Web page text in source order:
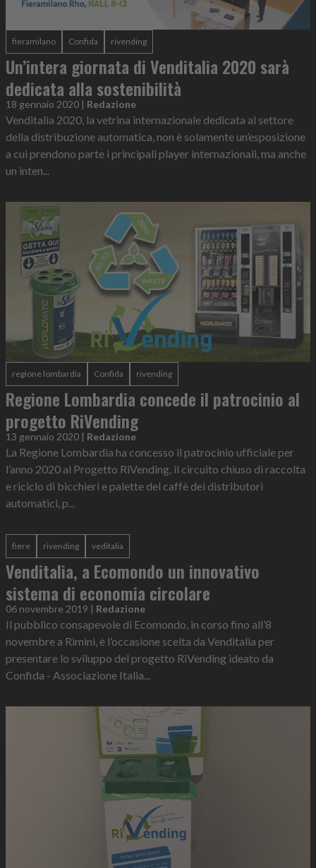
fieramilano Confida rivending
Un’intera giornata di Venditalia 2020 sarà
dedicata alla sostenibilità
18 gennaio 2020 | Redazione
Venditalia 2020, la vetrina internazionale dedicata al settore
della distribuzione automatica, non è solamente un’esposizione
a cui prendono parte i principali player internazionali, ma anche
un inten...
regione lombardia Confida rivending
Regione Lombardia concede il patrocinio al
progetto RiVending
13 gennaio 2020 | Redazione
La Regione Lombardia ha concesso il patrocinio ufficiale per
l’anno 2020 al Progetto RiVending, il circuito chiuso di raccolta
e riciclo di bicchieri e palette del caffè dei distributori
automatici, p...
fiere rivending veditalia
Venditalia, a Ecomondo un innovativo
sistema di economia circolare
06 novembre 2019 | Redazione
Il pubblico consapevole di Ecomondo, in corso fino all’8
novembre a Rimini, è l’occasione scelta da Venditalia per
presentare lo sviluppo del progetto RiVending ideato da
Confida - Associazione Italia...